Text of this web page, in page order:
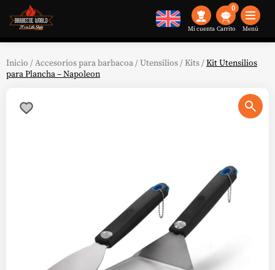
Mi cuenta
0
Menú
Inicio /Accesorios para barbacoa / Utensilios /Kits /Kit Utensilios
para Plancha – Napoleon